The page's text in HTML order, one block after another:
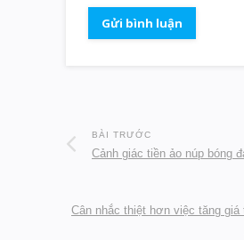
BÀI TRƯỚC
Cảnh giác tiền ảo núp bóng
Cân nhắc thiệt hơn việc tăng giá